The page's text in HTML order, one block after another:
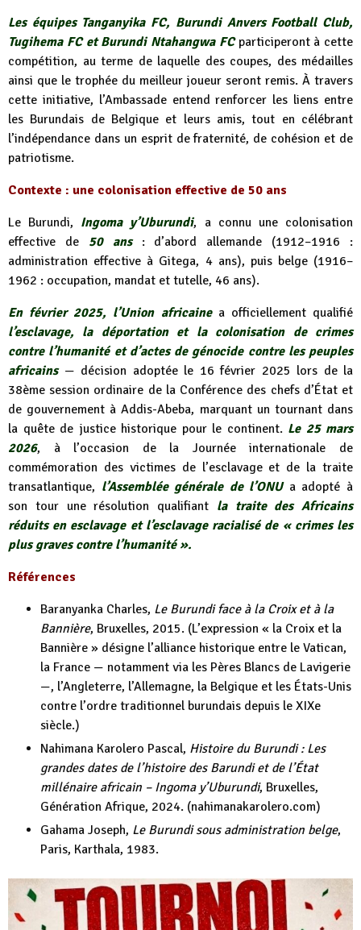
Les équipes Tanganyika FC, Burundi Anvers Football Club,
Tugihema FC et Burundi Ntahangwa FC participeront à cette
compétition, au terme de laquelle des coupes, des médailles
ainsi que le trophée du meilleur joueur seront remis. À travers
cette initiative, l’Ambassade entend renforcer les liens entre
les Burundais de Belgique et leurs amis, tout en célébrant
l’indépendance dans un esprit de fraternité, de cohésion et de
patriotisme.
Contexte : une colonisation effective de 50 ans
Le Burundi, Ingoma y’Uburundi, a connu une colonisation
effective de50 ans
: d’abord allemande (1912–1916 :
administration effective à Gitega, 4 ans), puis belge (1916–
1962 : occupation, mandat et tutelle, 46 ans).
En février 2025, l’Union africaine a officiellement qualifié
l’esclavage, la déportation et la colonisation de crimes
contre l’humanité et d’actes de génocide contre les peuples
africains— décision adoptée le 16 février 2025 lors de la
38ème session ordinaire de la Conférence des chefs d’État et
de gouvernement à Addis-Abeba, marquant un tournant dans
la quête de justice historique pour le continent. Le 25 mars
2026, à l’occasion de la Journée internationale de
commémoration des victimes de l’esclavage et de la traite
transatlantique, l’Assemblée générale de l’ONUa adopté à
son tour une résolution qualifiant la traite des Africains
réduits en esclavage et l’esclavage racialisé de « crimes les
plus graves contre l’humanité ».
Références
Baranyanka Charles, Le Burundi face à la Croix et à la
Bannière, Bruxelles, 2015. (L’expression « la Croix et la
Bannière » désigne l’alliance historique entre le Vatican,
la France — notamment via les Pères Blancs de Lavigerie
—, l’Angleterre, l’Allemagne, la Belgique et les États-Unis
contre l’ordre traditionnel burundais depuis le XIXe
siècle.)
Nahimana Karolero Pascal, Histoire du Burundi : Les
grandes dates de l’histoire des Barundi et de l’État
millénaire africain – Ingoma y’Uburundi, Bruxelles,
Génération Afrique, 2024. (nahimanakarolero.com)
Gahama Joseph, Le Burundi sous administration belge,
Paris, Karthala, 1983.